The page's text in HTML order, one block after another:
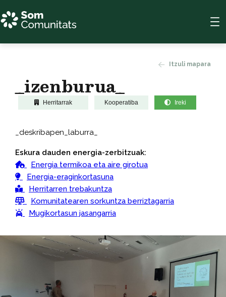
Itzuli mapara
_izenburua_
Herritarrak Kooperatiba Ireki
_deskribapen_laburra_
Eskura dauden energia-zerbitzuak:
Energia termikoa eta aire girotua
Energia-eraginkortasuna
Herritarren trebakuntza
Komunitatearen sorkuntza berriztagarria
Mugikortasun jasangarria